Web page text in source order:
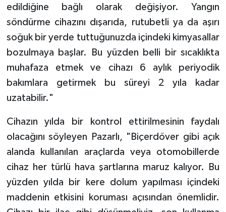
edildiğine bağlı olarak değişiyor. Yangın
söndürme cihazını dışarıda, rutubetli ya da aşırı
soğuk bir yerde tuttuğunuzda içindeki kimyasallar
bozulmaya başlar. Bu yüzden belli bir sıcaklıkta
muhafaza etmek ve cihazı 6 aylık periyodik
bakımlara getirmek bu süreyi 2 yıla kadar
uzatabilir."
Cihazın yılda bir kontrol ettirilmesinin faydalı
olacağını söyleyen Pazarlı, "Biçerdöver gibi açık
alanda kullanılan araçlarda veya otomobillerde
cihaz her türlü hava şartlarına maruz kalıyor. Bu
yüzden yılda bir kere dolum yapılması içindeki
maddenin etkisini koruması açısından önemlidir.